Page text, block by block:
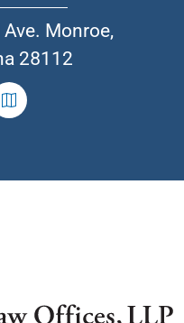
Monroe,
28112